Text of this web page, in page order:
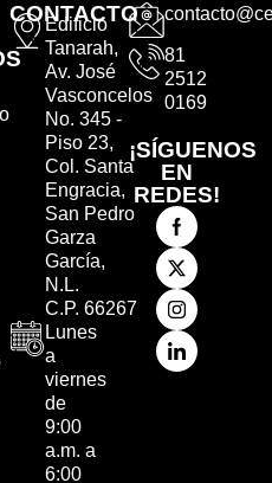
CONTACTO
Edificio
Tanarah,
Av. José
Vasconcelos
No. 345 -
Piso 23,
Col. Santa
Engracia,
San Pedro
Garza
García,
N.L.
C.P. 66267
Lunes
a
viernes
de
9:00
a.m. a
6:00
81
2512
0169
¡SÍGUENOS
EN
REDES!